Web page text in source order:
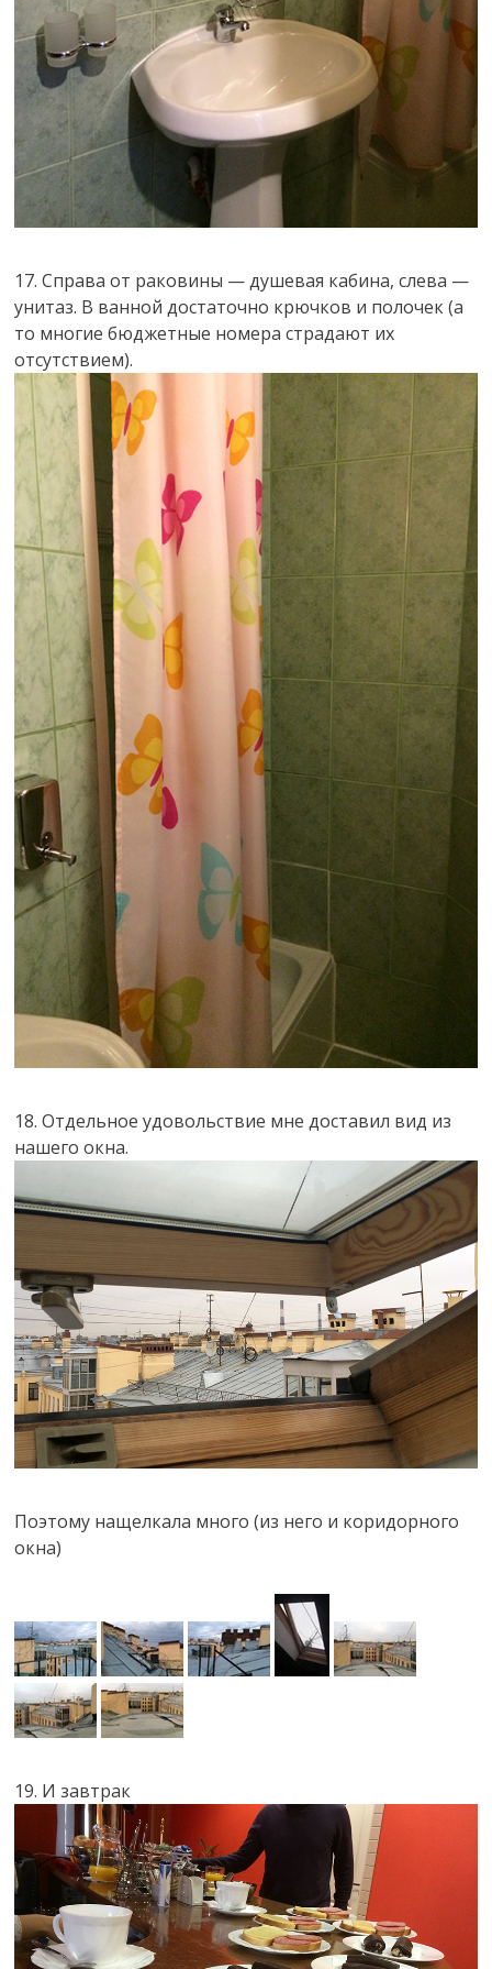
17. Справа от раковины — душевая кабина, слева —
унитаз. В ванной достаточно крючков и полочек (а
то многие бюджетные номера страдают их
отсутствием).
18. Отдельное удовольствие мне доставил вид из
нашего окна.
Поэтому нащелкала много (из него и коридорного
окна)
19. И завтрак